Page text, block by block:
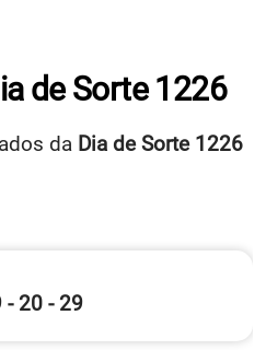
de Sorte 1226
da Dia de Sorte 1226
- 20 - 29